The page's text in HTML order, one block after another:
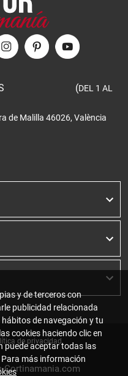
(DEL 1 AL
de Malilla 46026, València
Cortinamania.com
de privacidad
y de terceros con
publicidad relacionada
de navegación y tu
cookies haciendo clic en
puede aceptar todas las
más información